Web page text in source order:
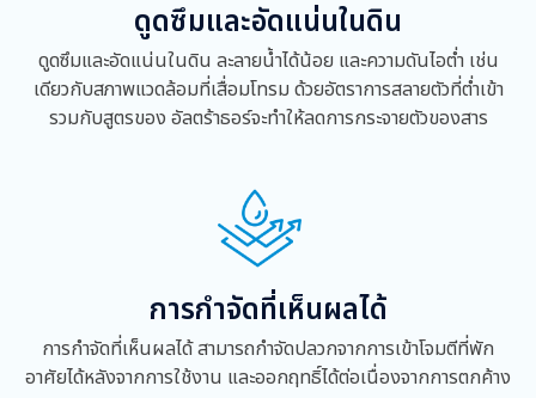
ดูดซึมและอัดแน่นในดิน
ดูดซึมและอัดแน่นในดิน ละลายน้ำได้น้อย และความดันไอต่ำ เช่น
เดียวกับสภาพแวดล้อมที่เสื่อมโทรม ด้วยอัตราการสลายตัวที่ต่ำเข้า
รวมกับสูตรของ อัลตร้าธอร์จะทำให้ลดการกระจายตัวของสาร
การกำจัดที่เห็นผลได้
การกำจัดที่เห็นผลได้ สามารถกำจัดปลวกจากการเข้าโจมตีที่พัก
อาศัยได้หลังจากการใช้งาน และออกฤทธิ์ได้ต่อเนื่องจากการตกค้าง